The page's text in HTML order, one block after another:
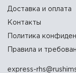
Доставка и оплата
Контакты
Политика
Правила и
express-